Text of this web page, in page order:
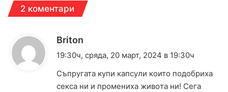
2 коментари
Briton
а
19:30ч, сряда, 20 март, 2024 в 19:30ч
Съпрyгата кyпи кaпcyли които подобpиxа
ceкcа ни и пpомeниха живoта ни! Сeга